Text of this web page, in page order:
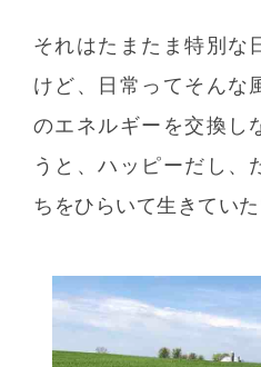
それはたまたま特別な
けど、日常ってそんな
のエネルギーを交換し
うと、ハッピーだし、
ちをひらいて生きていた